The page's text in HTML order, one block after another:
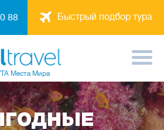
Быстрый подбор тура
88
Места Мира